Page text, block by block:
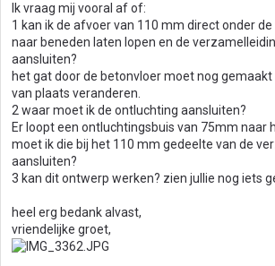
Ik vraag mij vooral af of:
1 kan ik de afvoer van 110 mm direct onder
naar beneden laten lopen en de
aansluiten?
het gat door de betonvloer moet nog
van plaats veranderen.
2 waar moet ik de ontluchting aansluiten?
Er loopt een ontluchtingsbuis van 75mm naar
moet ik die bij het 110 mm gedeelte van de
aansluiten?
3 kan dit ontwerp werken? zien jullie nog iets
heel erg bedank alvast,
vriendelijke groet,